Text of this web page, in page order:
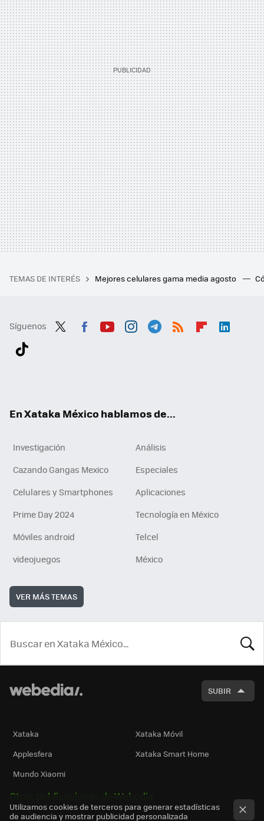
TEMAS DE INTERÉS Mejores celulares gama media agosto
Síguenos
En Xataka México hablamos de...
Investigación
Análisis
Cazando Gangas Mexico
Especiales
Celulares y Smartphones
Aplicaciones
Prime Day 2024
Tecnología en México
Móviles android
Telcel
videojuegos
México
VER MÁS TEMAS
SUBIR
Xataka
Xataka Móvil
Applesfera
Xataka Smart Home
Mundo Xiaomi
Otras publicaciones de Webedia
Utilizamos cookies de terceros para generar estadísticas
de audiencia y mostrar publicidad personalizada